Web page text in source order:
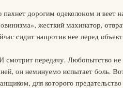
дорогим одеколоном и веет
жесткий махинатор,
сидит напротив нее перед
смотрит передачу. Любопытство
он неминуемо испытает боль.
для которого предательство